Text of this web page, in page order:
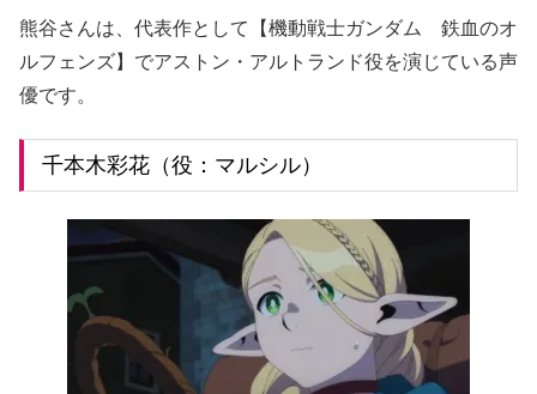
熊谷さんは、代表作として【機動戦士ガンダム 鉄血のオ
ルフェンズ】でアストン・アルトランド役を演じている声
優です。
千本木彩花（役：マルシル）